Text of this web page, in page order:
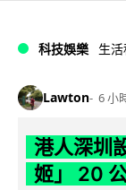
科技娛樂 生
Lawton 6 小
港人深圳
姬」 20